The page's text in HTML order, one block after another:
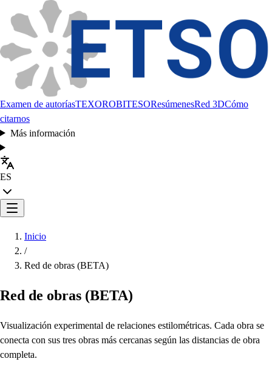
Examen de autoríasTEXOROBITESOResúmenesRed 3DCómo
citarnos
Más información
ES
Inicio
/
Red de obras (BETA)
Red de obras (BETA)
Visualización experimental de relaciones estilométricas. Cada obra se
conecta con sus tres obras más cercanas según las distancias de obra
completa.